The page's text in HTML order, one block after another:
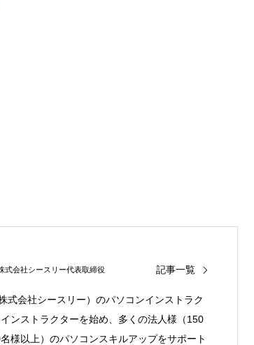
式会社シースリー代表取締役 記事一覧
式会社シースリー）のパソコンインストラク
ンストラクターを始め、多くの法人様（150
様以上）のパソコンスキルアップをサポート